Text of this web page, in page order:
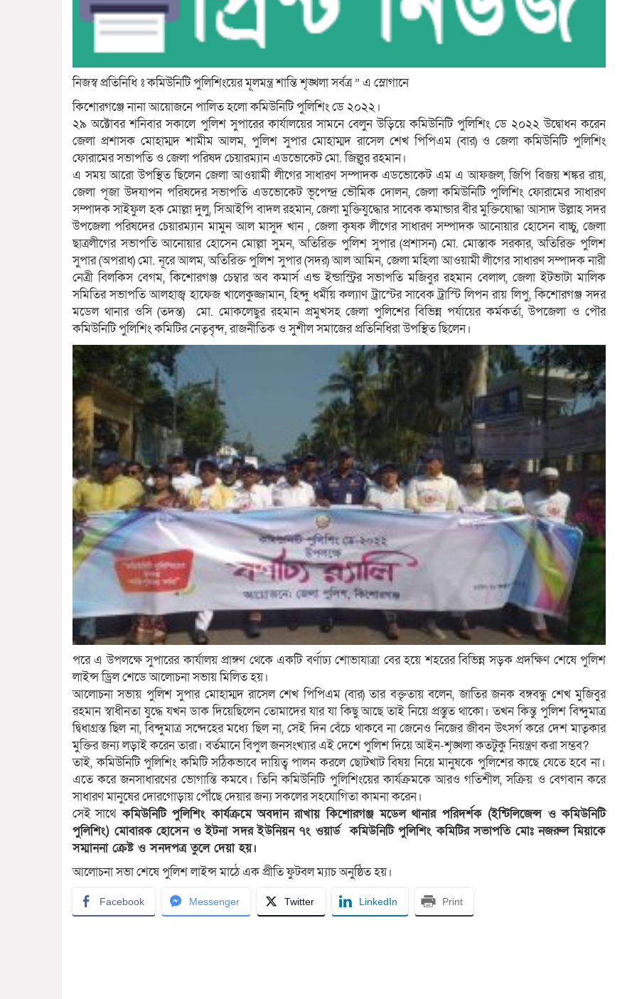
নিজস্ব প্রতিনিধি ঃ কমিউনিটি পুলিশিংয়ের মূলমন্ত্র শান্তি শৃঙ্খলা সর্বত্র ” এ স্লোগানে
কিশোরগঞ্জে নানা আয়োজনে পালিত হলো কমিউনিটি পুলিশিং ডে ২০২২।
২৯ অক্টোবর শনিবার সকালে পুলিশ সুপারের কার্যালয়ের সামনে বেলুন উড়িয়ে কমিউনিটি পুলিশিং ডে ২০২২ উদ্বোধন করেন
জেলা প্রশাসক মোহাম্মদ শামীম আলম, পুলিশ সুপার মোহাম্মদ রাসেল শেখ পিপিএম (বার) ও জেলা কমিউনিটি পুলিশিং
ফোরামের সভাপতি ও জেলা পরিষদ চেয়ারম্যান এডভোকেট মো. জিল্লুর রহমান।
এ সময় আরো উপস্থিত ছিলেন জেলা আওয়ামী লীগের সাধারণ সম্পাদক এডভোকেট এম এ আফজল, জিপি বিজয় শঙ্কর রায়,
জেলা পূজা উদযাপন পরিষদের সভাপতি এডভোকেট ভূপেন্দ্র ভৌমিক দোলন, জেলা কমিউনিটি পুলিশিং ফোরামের সাধারণ
সম্পাদক সাইফুল হক মোল্লা দুলু, সিআইপি বাদল রহমান, জেলা মুক্তিযুদ্ধোর সাবেক কমান্ডার বীর মুক্তিযোদ্ধা আসাদ উল্লাহ সদর
উপজেলা পরিষদের চেয়ারম্যান মামুন আল মাসুদ খান , জেলা কৃষক লীগের সাধারণ সম্পাদক আনোয়ার হোসেন বাচ্চু, জেলা
ছাত্রলীগের সভাপতি আনোয়ার হোসেন মোল্লা সুমন, অতিরিক্ত পুলিশ সুপার (প্রশাসন) মো. মোস্তাক সরকার, অতিরিক্ত পুলিশ
সুপার (অপরাধ) মো. নূরে আলম, অতিরিক্ত পুলিশ সুপার (সদর) আল আমিন, জেলা মহিলা আওয়ামী লীগের সাধারণ সম্পাদক নারী
নেত্রী বিলকিস বেগম, কিশোরগঞ্জ চেম্বার অব কমার্স এন্ড ইন্ডাস্ট্রির সভাপতি মজিবুর রহমান বেলাল, জেলা ইটভাটা মালিক
সমিতির সভাপতি আলহাজ্ব হাফেজ খালেকুজ্জামান, হিন্দু ধর্মীয় কল্যাণ ট্রাস্টের সাবেক ট্রাস্টি লিপন রায় লিপু, কিশোরগঞ্জ সদর
মডেল থানার ওসি (তদন্ত) মো. মোকলেছুর রহমান প্রমুখসহ জেলা পুলিশের বিভিন্ন পর্যায়ের কর্মকর্তা, উপজেলা ও পৌর
কমিউনিটি পুলিশিং কমিটির নেতৃবৃন্দ, রাজনীতিক ও সুশীল সমাজের প্রতিনিধিরা উপস্থিত ছিলেন।
পরে এ উপলক্ষে সুপারের কার্যালয় প্রাঙ্গণ থেকে একটি বর্ণাঢ্য শোভাযাত্রা বের হয়ে শহরের বিভিন্ন সড়ক প্রদক্ষিণ শেষে পুলিশ
লাইন্স ড্রিল শেডে আলোচনা সভায় মিলিত হয়।
আলোচনা সভায় পুলিশ সুপার মোহাম্মদ রাসেল শেখ পিপিএম (বার) তার বক্তৃতায় বলেন, জাতির জনক বঙ্গবন্ধু শেখ মুজিবুর
রহমান স্বাধীনতা যুদ্ধে যখন ডাক দিয়েছিলেন তোমাদের যার যা কিছু আছে তাই নিয়ে প্রস্তুত থাকো। তখন কিন্তু পুলিশ বিন্দুমাত্র
দ্বিধাগ্রস্ত ছিল না, বিন্দুমাত্র সন্দেহের মধ্যে ছিল না, সেই দিন বেঁচে থাকবে না জেনেও নিজের জীবন উৎসর্গ করে দেশ মাতৃকার
মুক্তির জন্য লড়াই করেন তারা। বর্তমানে বিপুল জনসংখ্যার এই দেশে পুলিশ দিয়ে আইন-শৃঙ্খলা কতটুকু নিয়ন্ত্রণ করা সম্ভব?
তাই, কমিউনিটি পুলিশিং কমিটি সঠিকভাবে দায়িত্ব পালন করলে ছোটখাট বিষয় নিয়ে মানুষকে পুলিশের কাছে যেতে হবে না।
এতে করে জনসাধারণের ভোগান্তি কমবে। তিনি কমিউনিটি পুলিশিংয়ের কার্যক্রমকে আরও গতিশীল, সক্রিয় ও বেগবান করে
সাধারণ মানুষের দোরগোড়ায় পৌঁছে দেয়ার জন্য সকলের সহযোগিতা কামনা করেন।
সেই সাথেকমিউনিটি পুলিশিং কার্যক্রমে অবদান রাখায় কিশোরগঞ্জ মডেল থানার পরিদর্শক (ইন্টিলিজেন্স ও কমিউনিটি
পুলিশিং) মোবারক হোসেন ও ইটনা সদর ইউনিয়ন ৭ং ওয়ার্ড কমিউনিটি পুলিশিং কমিটির সভাপতি মোঃ নজরুল মিয়াকে
সম্মাননা ক্রেষ্ট ও সনদপত্র তুলে দেয়া হয়।
আলোচনা সভা শেষে পুলিশ লাইন্স মাঠে এক প্রীতি ফুটবল ম্যাচ অনুষ্ঠিত হয়।
Facebook Messenger Twitter LinkedIn Print